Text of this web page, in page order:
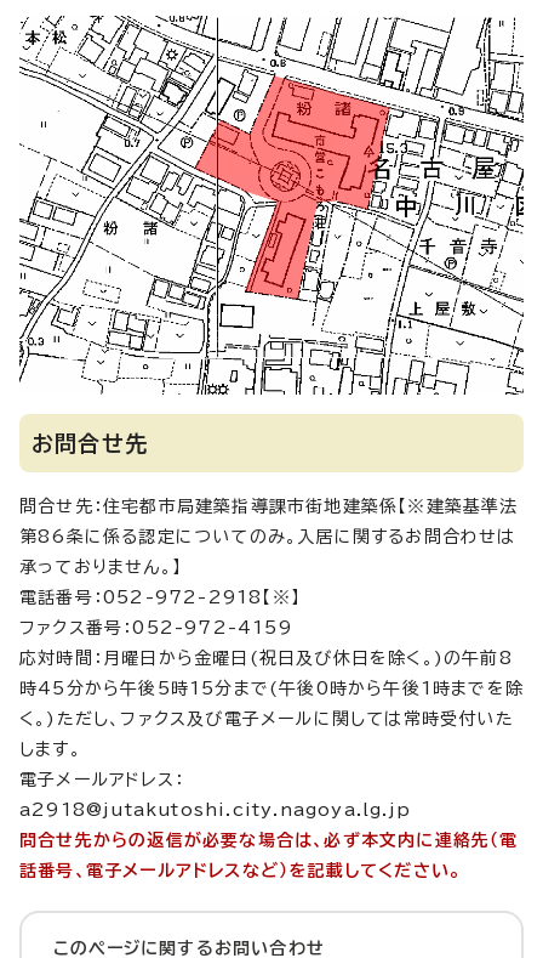
お問合せ先
問合せ先：住宅都市局建築指導課市街地建築係【※建築基準法
第86条に係る認定についてのみ。入居に関するお問合わせは
承っておりません。】
電話番号：052-972-2918【※】
ファクス番号：052-972-4159
応対時間：月曜日から金曜日(祝日及び休日を除く。)の午前8
時45分から午後5時15分まで(午後0時から午後1時までを除
く。)ただし、ファクス及び電子メールに関しては常時受付いた
します。
電子メールアドレス：
a2918@jutakutoshi.city.nagoya.lg.jp
問合せ先からの返信が必要な場合は、必ず本文内に連絡先（電
話番号、電子メールアドレスなど）を記載してください。
このページに関する お問い合わせ